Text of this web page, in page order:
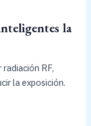
la
RF,
la exposición.